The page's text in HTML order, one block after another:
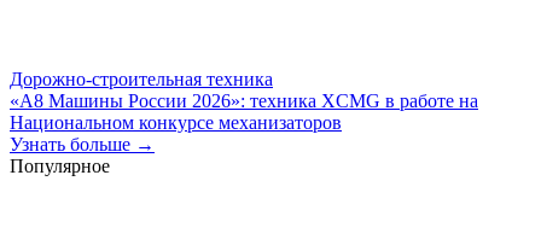
Дорожно-строительная техника
«А8 Машины России 2026»: техника XCMG в работе на
Национальном конкурсе механизаторов
Узнать больше →
Популярное